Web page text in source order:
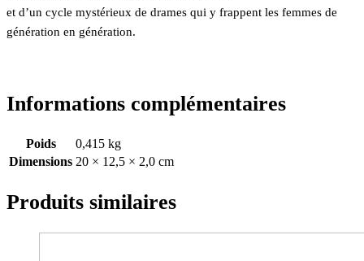
et d’un cycle mystérieux de drames qui y frappent les femmes de
génération en génération.
Informations complémentaires
Poids
0,415 kg
Dimensions 20 × 12,5 × 2,0 cm
Produits similaires